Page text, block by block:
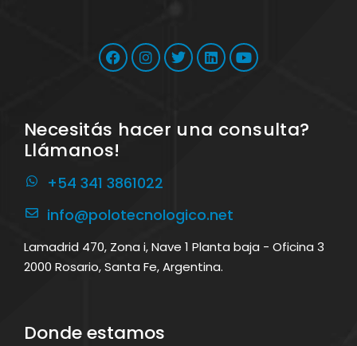
Necesitás hacer una consulta?
Llámanos!
+54 341 3861022
info@polotecnologico.net
Lamadrid 470, Zona i, Nave 1 Planta baja - Oficina 3
2000 Rosario, Santa Fe, Argentina.
Donde estamos